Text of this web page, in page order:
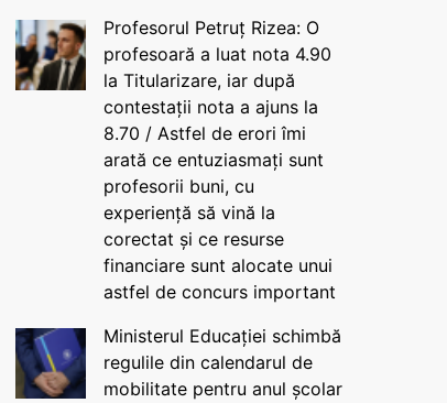
Profesorul Petruț Rizea: O
profesoară a luat nota 4.90
la Titularizare, iar după
contestații nota a ajuns la
8.70 / Astfel de erori îmi
arată ce entuziasmați sunt
profesorii buni, cu
experiență să vină la
corectat și ce resurse
financiare sunt alocate unui
astfel de concurs important
Ministerul Educației schimbă
regulile din calendarul de
mobilitate pentru anul școlar